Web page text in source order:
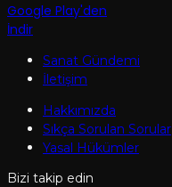
Google Play'den
İndir
Sanat Gündemi
İletişim
Hakkımızda
Sıkça Sorulan Sorular
Yasal Hükümler
Bizi takip edin